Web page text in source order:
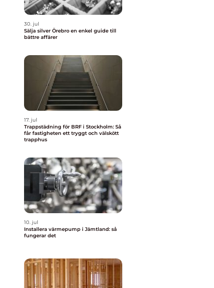
30. jul
Sälja silver Örebro en enkel guide till
bättre affärer
17. jul
Trappstädning för BRF i Stockholm: Så
får fastigheten ett tryggt och välskött
trapphus
10. jul
Installera värmepump i Jämtland: så
fungerar det